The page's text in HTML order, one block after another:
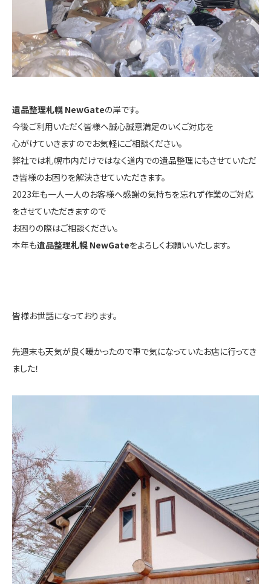
遺品整理札幌 NewGateの岸です。
今後ご利用いただく皆様へ誠心誠意満足のいくご対応を
心がけていきますのでお気軽にご相談ください。
弊社では札幌市内だけではなく道内での遺品整理にもさせていただ
き皆様のお困りを解決させていただきます。
2023年も一人一人のお客様へ感謝の気持ちを忘れず作業のご対応
をさせていただきますので
お困りの際はご相談ください。
本年も遺品整理札幌 NewGateをよろしくお願いいたします。
皆様お世話になっております。
先週末も天気が良く暖かったので車で気になっていたお店に行ってき
ました！